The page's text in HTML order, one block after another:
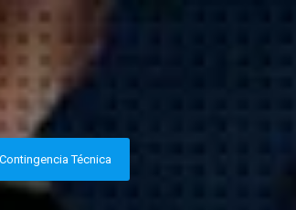
Contingencia Técnica